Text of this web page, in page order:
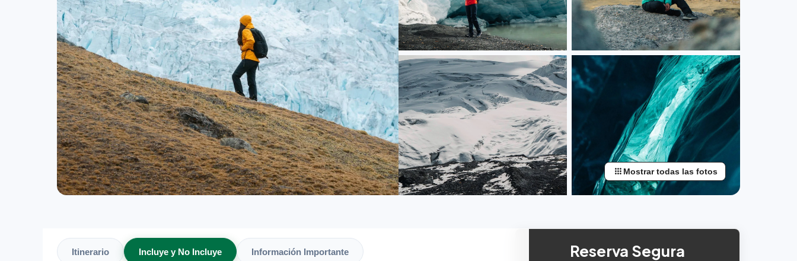
apps Mostrar todas las fotos
Itinerario Incluye y No Incluye Información Importante Reserva Segura